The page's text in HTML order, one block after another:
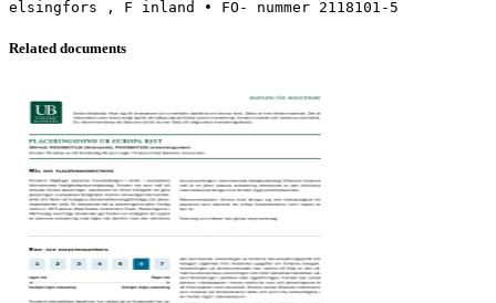
Related documents